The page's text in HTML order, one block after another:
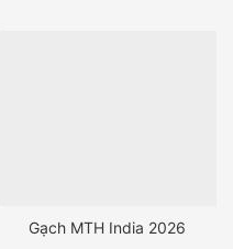
Gạch MTH India 2026